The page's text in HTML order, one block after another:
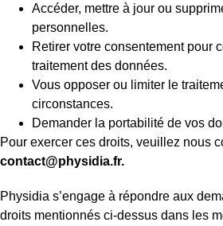
Accéder, mettre à jour ou
personnelles.
Retirer votre consentement pour
traitement des données.
Vous opposer ou limiter le
circonstances.
Demander la portabilité de vos
Pour exercer ces droits, veuillez nous
contact@physidia.fr.
Physidia s’engage à répondre aux
droits mentionnés ci-dessus dans les